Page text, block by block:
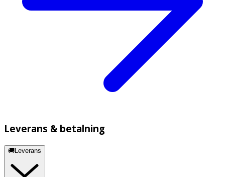
Leverans & betalning
🚚Leverans